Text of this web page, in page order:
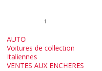
1
AUTO
Voitures de collection
Italiennes
VENTES AUX ENCHERES